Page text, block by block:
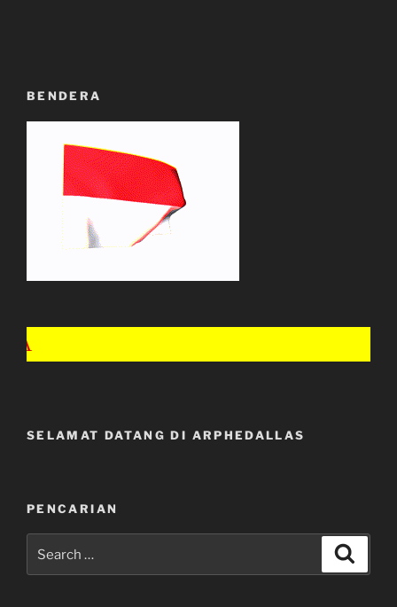
BENDERA
SELAMAT DATANG DI ARPHEDALLAS
PENCARIAN
for: